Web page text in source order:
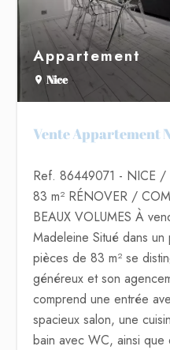
Appartement
Nice
Vente Appartement
Ref. 86449071 - NICE /
83 m² RÉNOVER /
BEAUX VOLUMES À
Madeleine Situé dans
pièces de 83 m² se
généreux et son
comprend une entrée
spacieux salon, une
bain avec WC, ainsi que